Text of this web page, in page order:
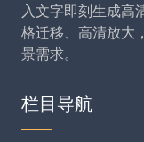
入文字即刻生成高
格迁移、高清放大
景需求。
栏目导航